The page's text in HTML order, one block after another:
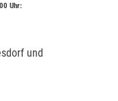
Uhr:
und